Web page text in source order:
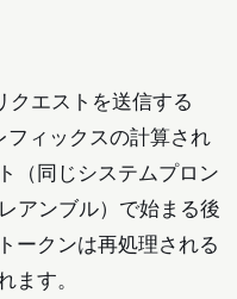
クエストを送信する
ィックスの計算され
（同じシステムプロン
アンブル）で始まる後
ークンは再処理される
ます。